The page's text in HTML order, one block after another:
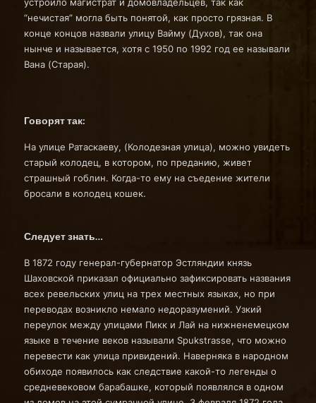
устроило магистрат и домовладельцев, так как
“нечистая” могла быть понятой, как просто грязная. В
конце концов назвали улицу Вайму (Духов), так она
нынче и называется, хотя с 1950 по 1992 год ее называли
Вана (Старая).
Говорят так:
На улице Ратаскаеву, (Колодезная улица), можно увидеть
старый колодец, в котором, по преданию, живет
страшный гоблин. Когда-то ему на съедение жители
бросали в колодец кошек.
Следует знать…
В 1872 году генерал-губернатор Эстляндии князь
Шаховской приказал официально зафиксировать названия
всех ревельских улиц на трех местных языках, но при
переводах возникло немало недоразумений. Узкий
переулок между улицами Пикк и Лай на нижненемецком
языке в течение веков называли Spukstrasse, что можно
перевести как улица привидений. Наверняка в народном
обиходе появилось как следствие какой-то легенды о
средневековом барабашке, который появлялся в одном